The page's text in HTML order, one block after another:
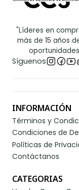
"Líderes en
más de 15 años
Síguenos
INFORMACIÓN
Términos y
Condiciones de
Políticas de
Contáctanos
CATEGORIAS